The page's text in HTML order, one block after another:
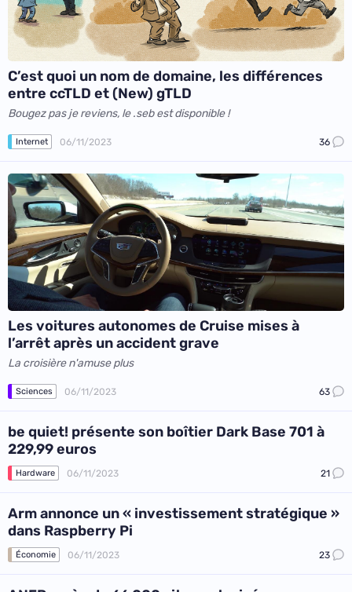
C’est quoi un nom de domaine, les différences
entre ccTLD et (New) gTLD
Bougez pas je reviens, le .seb est disponible !
Internet 06/11/2023 36
Les voitures autonomes de Cruise mises à
l’arrêt après un accident grave
La croisière n'amuse plus
Sciences 06/11/2023 63
be quiet! présente son boîtier Dark Base 701 à
229,99 euros
Hardware 06/11/2023 21
Arm annonce un « investissement stratégique »
dans Raspberry Pi
Économie 06/11/2023 23